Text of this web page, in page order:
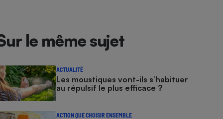
le même sujet
ACTUALITÉ
Les moustiques vont-ils s’habituer
au répulsif le plus efficace ?
ACTION QUE CHOISIR ENSEMBLE